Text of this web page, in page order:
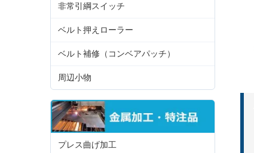
非常引綱スイッチ
ベルト押えローラー
ベルト補修（コンベアパッチ）
周辺小物
プレス曲げ加工